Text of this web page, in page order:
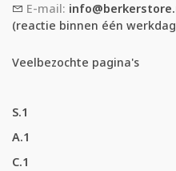
E-mail:
(reactie binnen één
Veelbezochte pagina's
S.1
A.1
C.1